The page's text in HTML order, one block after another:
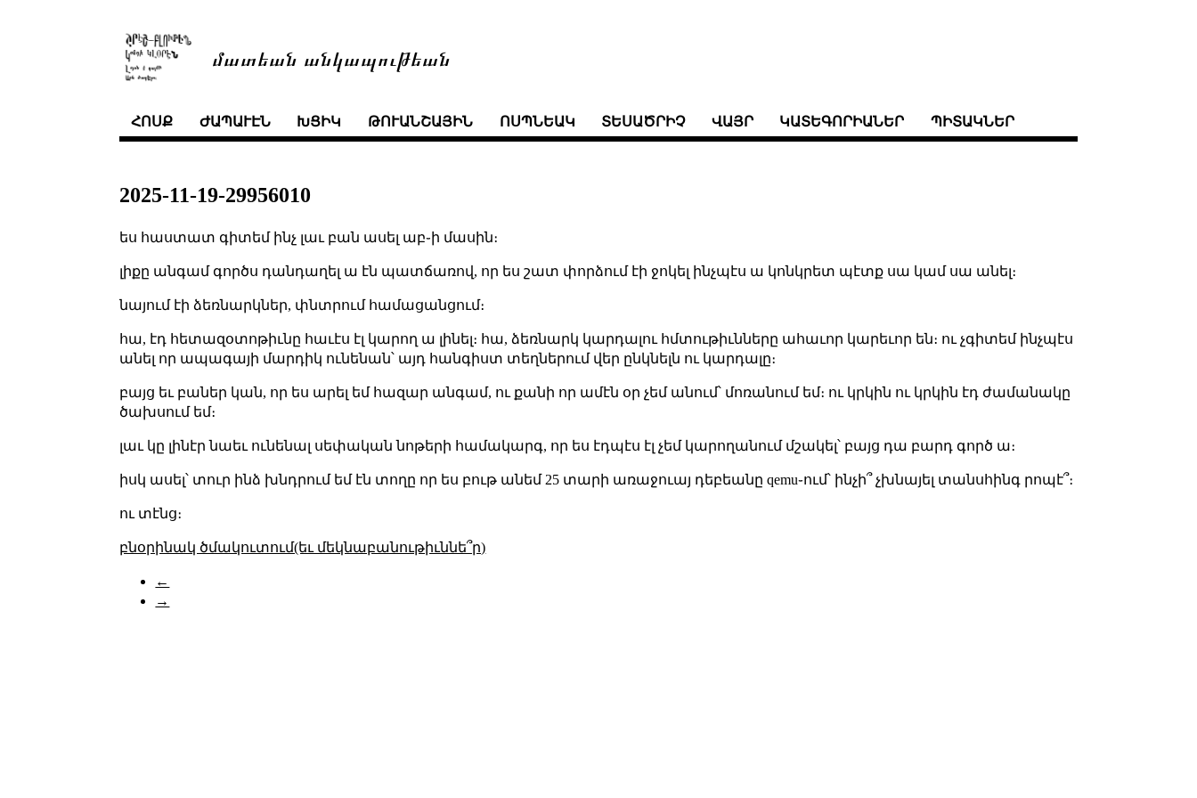
մատեան անկապութեան
ՀՈՍՔ ԺԱՊԱՒԷՆ ԽՑԻԿ ԹՈՒԱՆՇԱՅԻՆ ՈՍՊՆԵԱԿ ՏԵՍԱԾՐԻՉ ՎԱՅՐ ԿԱՏԵԳՈՐԻԱՆԵՐ ՊԻՏԱԿՆԵՐ
2025-11-19-29956010
ես հաստատ գիտեմ ինչ լաւ բան ասել աբ֊ի մասին։
լիքը անգամ գործս դանդաղել ա էն պատճառով, որ ես շատ փորձում էի ջոկել ինչպէս ա կոնկրետ պէտք սա կամ սա անել։
նայում էի ձեռնարկներ, փնտրում համացանցում։
հա, էդ հետազօտոթիւնը հաւէս էլ կարող ա լինել։ հա, ձեռնարկ կարդալու հմտութիւնները ահաւոր կարեւոր են։ ու չգիտեմ ինչպէս
անել որ ապագայի մարդիկ ունենան՝ այդ հանգիստ տեղներում վեր ընկնելն ու կարդալը։
բայց եւ բաներ կան, որ ես արել եմ հազար անգամ, ու քանի որ ամէն օր չեմ անում՝ մոռանում եմ։ ու կրկին ու կրկին էդ ժամանակը
ծախսում եմ։
լաւ կը լինէր նաեւ ունենալ սեփական նոթերի համակարգ, որ ես էդպէս էլ չեմ կարողանում մշակել՝ բայց դա բարդ գործ ա։
իսկ ասել՝ տուր ինձ խնդրում եմ էն տողը որ ես բութ անեմ 25 տարի առաջուայ դեբեանը qemu֊ում՝ ինչի՞ չխնայել տանսհինգ րոպէ՞։
ու տէնց։
բնօրինակ ծմակուտում(եւ մեկնաբանութիւննե՞ր)
←
→